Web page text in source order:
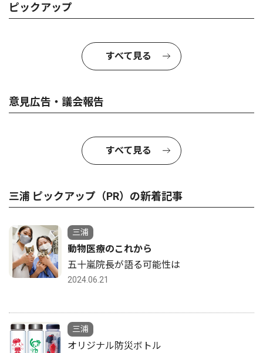
ピックアップ
すべて見る
意見広告・議会報告
すべて見る
三浦 ピックアップ（PR）の新着記事
三浦
動物医療のこれから
五十嵐院長が語る可能性は
2024.06.21
三浦
オリジナル防災ボトル